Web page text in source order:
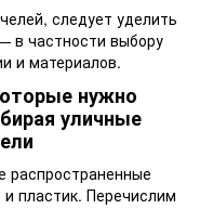
следует уделить
в частности выбору
и материалов.
нужно
уличные
распространенные
пластик. Перечислим